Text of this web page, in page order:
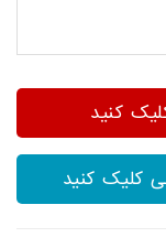
کنید
کلیک کنید